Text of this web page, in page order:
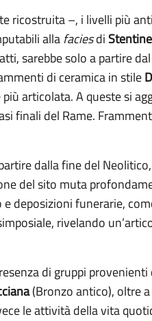
ricostruita –, i livelli più
allafaciesdi
sarebbe solo a partire
di ceramica instile
articolata. A queste si
finali del Rame.
dalla fine del
del sito muta
deposizioni funerarie,
rivelando
di gruppi
(Bronzo antico), oltre
le attività della vita